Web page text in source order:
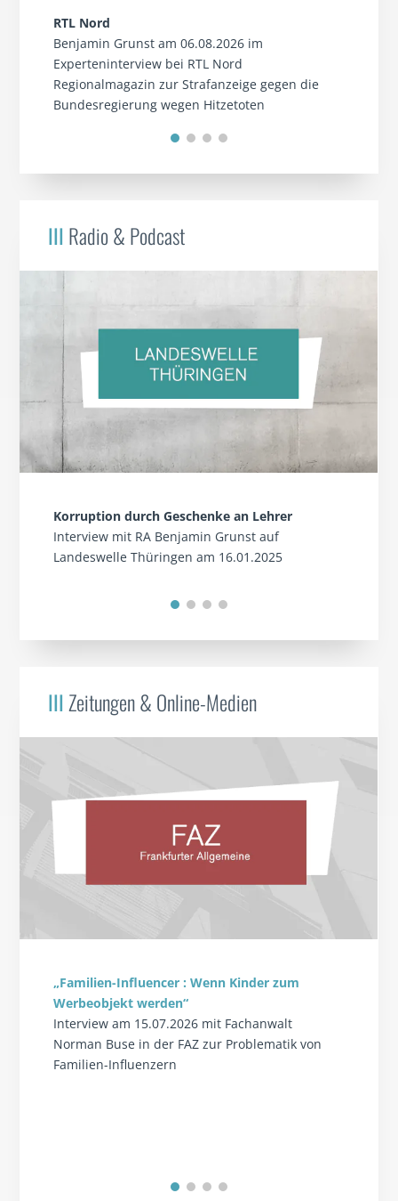
RTL Nord
Benjamin Grunst am 06.08.2026 im
Experteninterview bei RTL Nord
Regionalmagazin zur Strafanzeige gegen die
Bundesregierung wegen Hitzetoten
III Radio & Podcast
Korruption durch Geschenke an Lehrer
Interview mit RA Benjamin Grunst auf
Landeswelle Thüringen am 16.01.2025
IIIZeitungen & Online-Medien
„Familien-Influencer : Wenn Kinder zum
Werbeobjekt werden“
Interview am 15.07.2026 mit Fachanwalt
Norman Buse in der FAZ zur Problematik von
Familien-Influenzern